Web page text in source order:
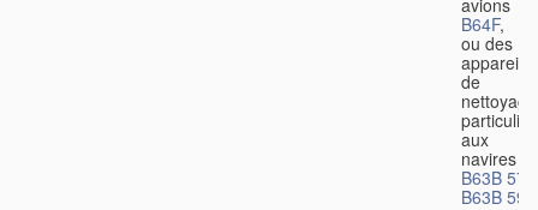
B64F,
ou des
appareils
de
nettoyage
aux
navires
B63B 57/
B63B 59/